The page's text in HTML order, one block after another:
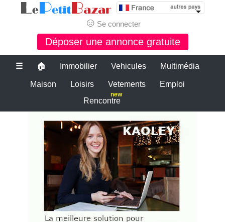
☺ Se connecter
Déposer une annonce gratuite
☰ 🏠 Immobilier Vehicules Multimédia
Maison Loisirs Vetements
Emploi
Rencontre
new